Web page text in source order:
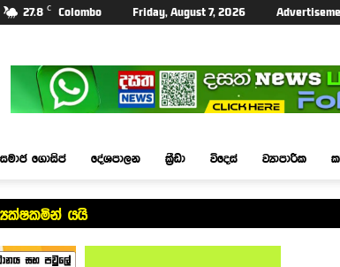
27.8 C Colombo Friday, August 7, 2026
සමාජ ගොසිප් දේශපාලන ක්‍රීඩා විදෙස් ව්‍යාපාරික
යයි